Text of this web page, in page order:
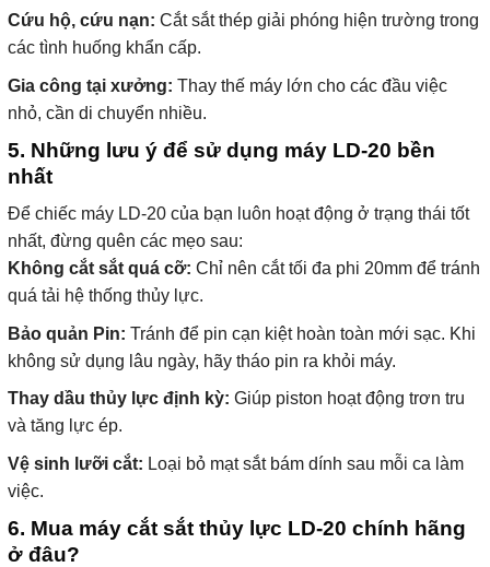
Cứu hộ, cứu nạn: Cắt sắt thép giải phóng hiện trường trong
các tình huống khẩn cấp.
Gia công tại xưởng: Thay thế máy lớn cho các đầu việc
nhỏ, cần di chuyển nhiều.
5. Những lưu ý để sử dụng máy LD-20 bền
nhất
Để chiếc máy LD-20 của bạn luôn hoạt động ở trạng thái tốt
nhất, đừng quên các mẹo sau:
Không cắt sắt quá cỡ: Chỉ nên cắt tối đa phi 20mm để tránh
quá tải hệ thống thủy lực.
Bảo quản Pin: Tránh để pin cạn kiệt hoàn toàn mới sạc. Khi
không sử dụng lâu ngày, hãy tháo pin ra khỏi máy.
Thay dầu thủy lực định kỳ: Giúp piston hoạt động trơn tru
và tăng lực ép.
Vệ sinh lưỡi cắt: Loại bỏ mạt sắt bám dính sau mỗi ca làm
việc.
6. Mua máy cắt sắt thủy lực LD-20 chính hãng
ở đâu?